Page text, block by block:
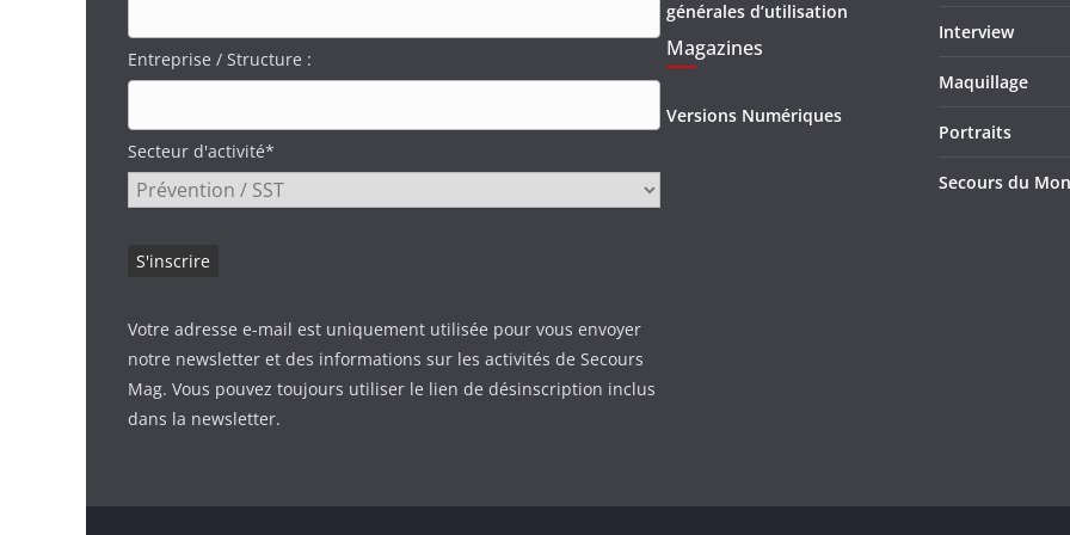
Entreprise / Structure :
Secteur d'activité*
Votre adresse e-mail est uniquement utilisée pour vous envoyer
notre newsletter et des informations sur les activités de Secours
Mag. Vous pouvez toujours utiliser le lien de désinscription inclus
dans la newsletter.
générales d’utilisation
Magazines
Versions Numériques
Interview
Maquillage
Portraits
Secours du